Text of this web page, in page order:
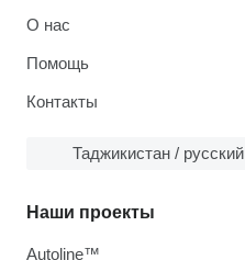
О нас
Помощь
Контакты
Таджикистан / русский
Наши проекты
Autoline™